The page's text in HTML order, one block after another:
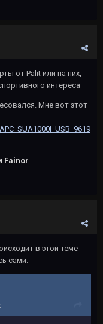
от Palit или на них,
интереса
Мне вот этот
Fainor
в этой теме
сами.